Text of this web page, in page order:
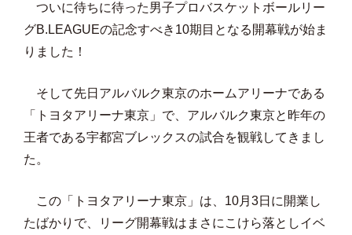
ついに待ちに待った男子プロバスケットボールリー
グB.LEAGUEの記念すべき10期目となる開幕戦が始ま
りました！
そして先日アルバルク東京のホームアリーナである
「トヨタアリーナ東京」で、アルバルク東京と昨年の
王者である宇都宮ブレックスの試合を観戦してきまし
た。
この「トヨタアリーナ東京」は、10月3日に開業し
たばかりで、リーグ開幕戦はまさにこけら落としイベ